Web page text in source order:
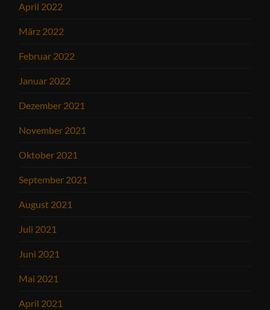
April 2022
März 2022
Februar 2022
Januar 2022
Dezember 2021
November 2021
Oktober 2021
September 2021
August 2021
Juli 2021
Juni 2021
Mai 2021
April 2021